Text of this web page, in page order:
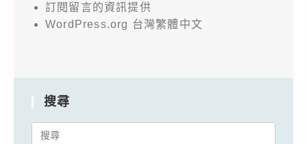
訂閱留言的資訊提供
WordPress.org 台灣繁體中文
搜尋
Search